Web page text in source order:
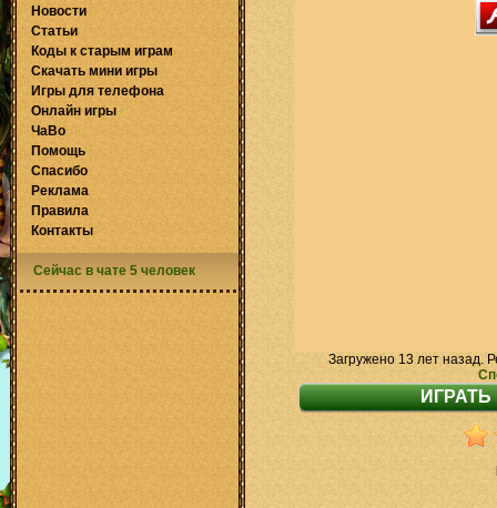
Загружено 13 лет назад.
Новости
Статьи
Коды к старым играм
Скачать мини игры
Игры для телефона
Онлайн игры
ЧаВо
Помощь
Спасибо
Реклама
Правила
Контакты
Сейчас в чате 5 человек